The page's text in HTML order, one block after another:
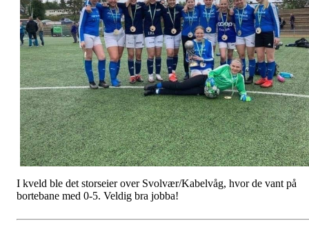
I kveld ble det storseier over Svolvær/Kabelvåg, hvor de vant på
bortebane med 0-5. Veldig bra jobba!